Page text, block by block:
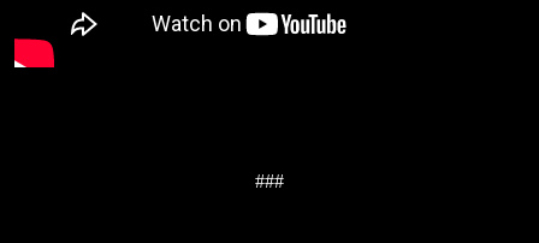
###